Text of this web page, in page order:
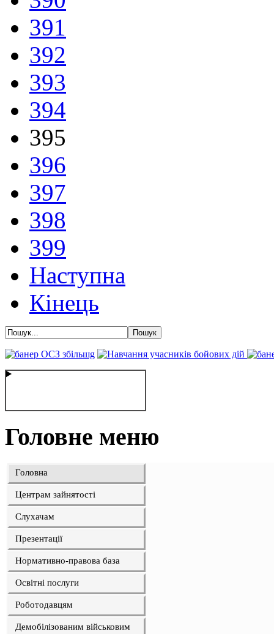
391
392
393
394
395
396
397
398
399
Наступна
Кінець
Головне меню
Головна
Центрам зайнятості
Слухачам
Презентації
Нормативно-правова база
Освітні послуги
Роботодавцям
Демобілізованим військовим